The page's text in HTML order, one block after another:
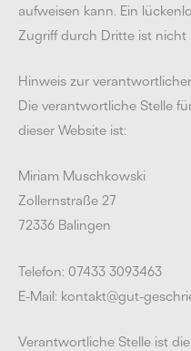
aufweisen kann. Ein
Zugriff durch Dritte ist nicht
Hinweis zur
Die verantwortliche Stelle
dieser Website ist:
Miriam Muschkowski
Zollernstraße 27
72336 Balingen
Telefon: 07433 3093463
E-Mail: kontakt@gut-
Verantwortliche Stelle ist